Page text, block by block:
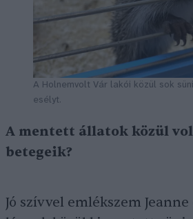
A Holnemvolt Vár lakói közül sok
esélyt.
A mentett állatok közül
betegeik?
Jó szívvel emlékszem Jeanne